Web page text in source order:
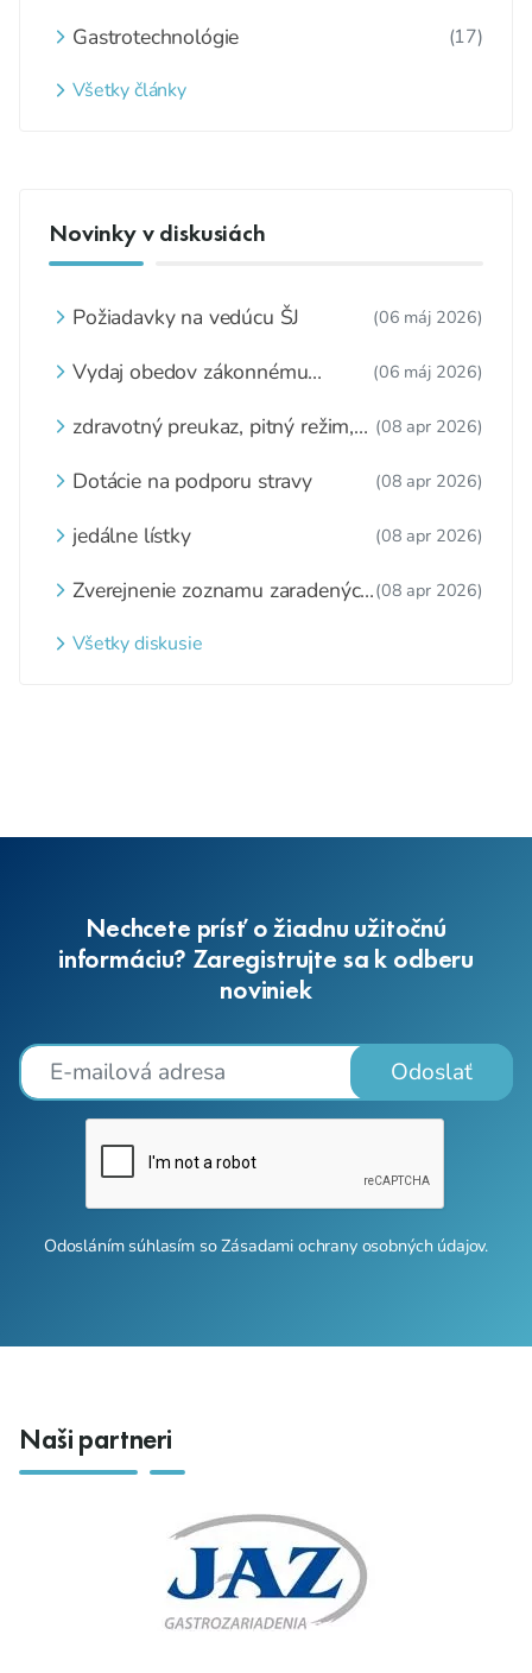
Gastrotechnológie (17)
Všetky články
Novinky v diskusiách
Požiadavky na vedúcu ŠJ (06 máj 2026)
Vydaj obedov zákonnému
(06 máj 2026)
zdravotný preukaz, pitný režim,
(08 apr 2026)
Dotácie na podporu stravy (08 apr 2026)
jedálne lístky (08 apr 2026)
Zverejnenie zoznamu zaradených
webovom sídle
(08 apr 2026)
Všetky diskusie
Nechcete prísť o žiadnu užitočnú
informáciu? Zaregistrujte sa k odberu
noviniek
Odoslať
Odosláním súhlasím soZásadami ochrany osobných údajov.
Naši partneri